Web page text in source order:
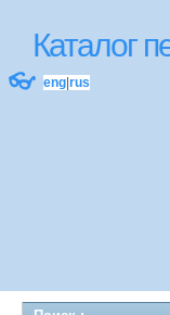
Каталог
👓 eng rus